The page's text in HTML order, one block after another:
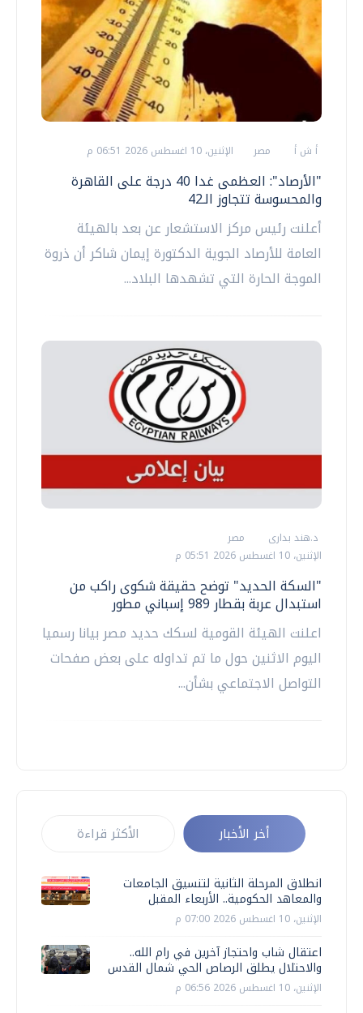
أ ش أ مصر الإثنين، 10 اغسطس 2026 06:51 م
"الأرصاد": العظمى غدا 40 درجة على القاهرة
والمحسوسة تتجاوز الـ42
أعلنت رئيس مركز الاستشعار عن بعد بالهيئة
العامة للأرصاد الجوية الدكتورة إيمان شاكر أن ذروة
الموجة الحارة التي تشهدها البلاد...
د.هند بدارى
مصر
الإثنين، 10 اغسطس 2026 05:51 م
"السكة الحديد" توضح حقيقة شكوى راكب من
استبدال عربة بقطار 989 إسباني مطور
اعلنت الهيئة القومية لسكك حديد مصر بيانا رسميا
اليوم الاثنين حول ما تم تداوله على بعض صفحات
التواصل الاجتماعي بشأن...
أخر الأخبار الأكثر قراءة
انطلاق المرحلة الثانية لتنسيق الجامعات
والمعاهد الحكومية.. الأربعاء المقبل
الإثنين، 10 اغسطس 2026 07:00 م
اعتقال شاب واحتجاز آخرين في رام الله..
والاحتلال يطلق الرصاص الحي شمال القدس
الإثنين، 10 اغسطس 2026 06:56 م